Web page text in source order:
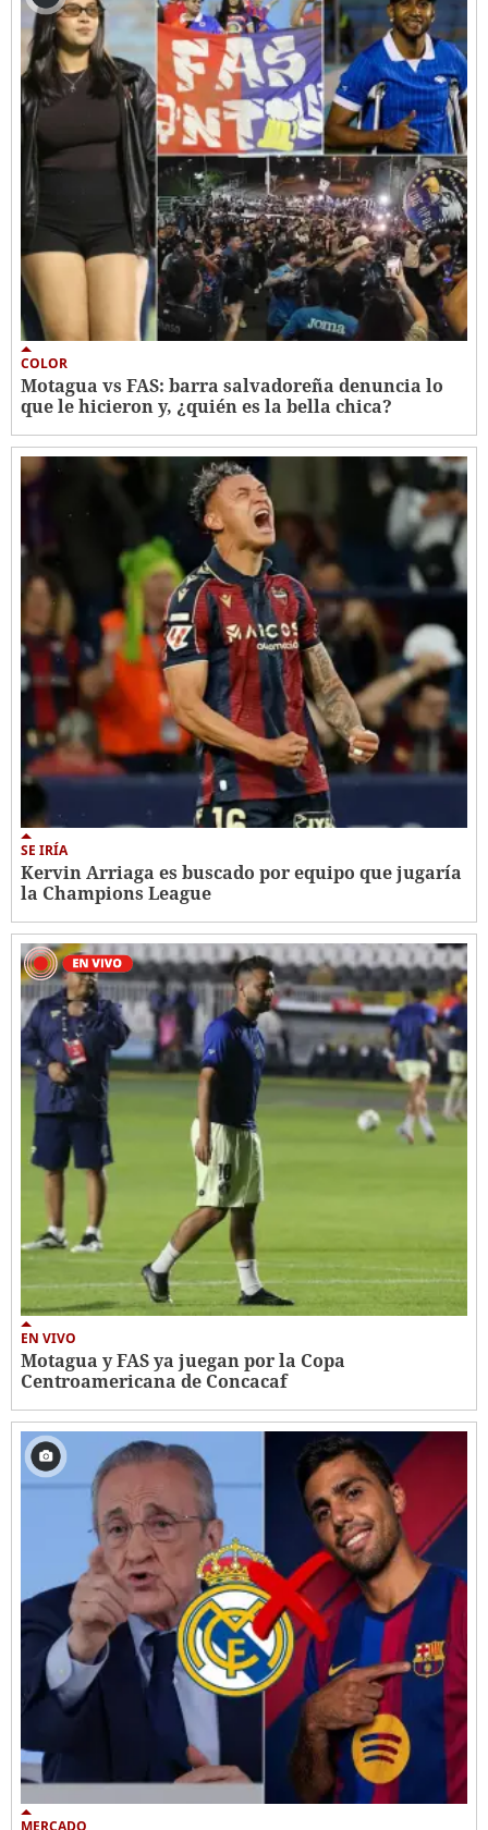
COLOR
Motagua vs FAS: barra salvadoreña denuncia lo
que le hicieron y, ¿quién es la bella chica?
SE IRÍA
Kervin Arriaga es buscado por equipo que jugaría
la Champions League
EN VIVO
Motagua y FAS ya juegan por la Copa
Centroamericana de Concacaf
MERCADO